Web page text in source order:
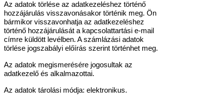
Az adatok törlése az adatkezeléshez történő
hozzájárulás visszavonásakor történik meg. Ön
bármikor visszavonhatja az adatkezeléshez
történő hozzájárulását a kapcsolattartási e-mail
címre küldött levélben. A számlázási adatok
törlése jogszabályi előírás szerint történhet meg.
Az adatok megismerésére jogosultak az
adatkezelő és alkalmazottai.
Az adatok tárolási módja: elektronikus.